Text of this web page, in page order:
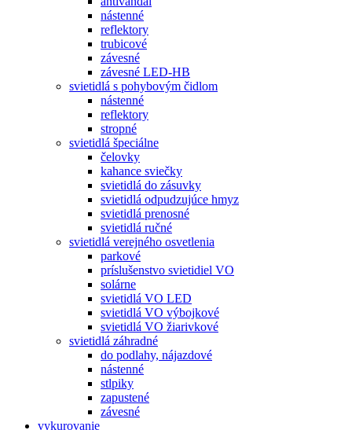
nástenné
reflektory
trubicové
závesné
závesné LED-HB
svietidlá s pohybovým čidlom
nástenné
reflektory
stropné
svietidlá špeciálne
čelovky
kahance sviečky
svietidlá do zásuvky
svietidlá odpudzujúce hmyz
svietidlá prenosné
svietidlá ručné
svietidlá verejného osvetlenia
parkové
príslušenstvo svietidiel VO
solárne
svietidlá VO LED
svietidlá VO výbojkové
svietidlá VO žiarivkové
svietidlá záhradné
do podlahy, nájazdové
nástenné
stlpiky
zapustené
závesné
vykurovanie